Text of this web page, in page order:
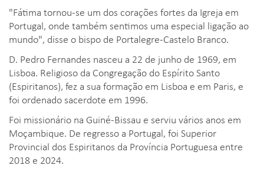
"Fátima tornou-se um dos corações fortes da Igreja em
Portugal, onde também sentimos uma especial ligação ao
mundo", disse o bispo de Portalegre-Castelo Branco.
D. Pedro Fernandes nasceu a 22 de junho de 1969, em
Lisboa. Religioso da Congregação do Espírito Santo
(Espiritanos), fez a sua formação em Lisboa e em Paris, e
foi ordenado sacerdote em 1996.
Foi missionário na Guiné-Bissau e serviu vários anos em
Moçambique. De regresso a Portugal, foi Superior
Provincial dos Espiritanos da Província Portuguesa entre
2018 e 2024.